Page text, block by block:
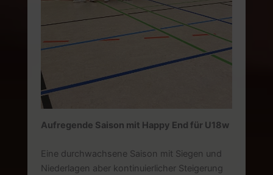
Aufregende Saison mit Happy End für U18w
Eine durchwachsene Saison mit Siegen und
Niederlagen aber kontinuierlicher Steigerung